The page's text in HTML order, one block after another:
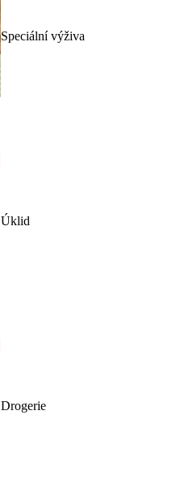
Speciální výživa
Úklid
Drogerie